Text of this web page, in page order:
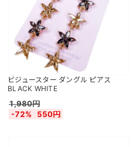
ビジュースター ダングル ピアス
BLACK WHITE
1,980円
-72%
550円